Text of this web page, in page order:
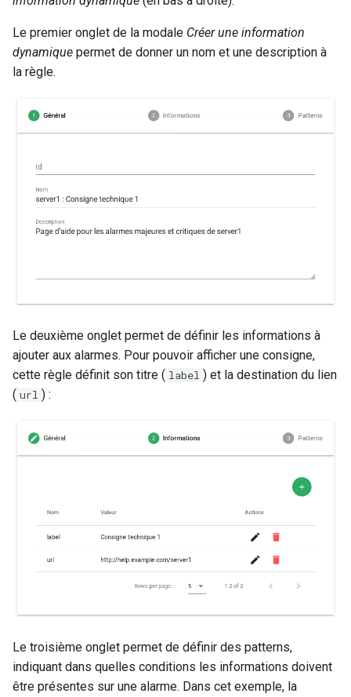
r
c
Gestion fixtures
Utilisateurs
Le premier onglet de la modale Créer une information
dynamique permet de donner un nom et une description à
la règle.
Le deuxième onglet permet de définir les informations à
ajouter aux alarmes. Pour pouvoir afficher une consigne,
cette règle définit son titre ( label ) et la destination du lien
( url ) :
Le troisième onglet permet de définir des patterns,
indiquant dans quelles conditions les informations doivent
être présentes sur une alarme. Dans cet exemple, la